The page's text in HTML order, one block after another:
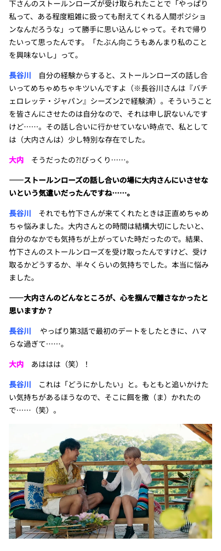
下さんのストールンローズが受け取られたことで「やっぱり
私って、ある程度粗雑に扱っても耐えてくれる人間ポジショ
ンなんだろうな」って勝手に思い込んじゃって。それで帰り
たいって思ったんです。「たぶん向こうもあんまり私のこと
を興味ないし」って。
長谷川 自分の経験からすると、ストールンローズの話し合
いってめちゃめちゃキツいんですよ（※長谷川さんは『バチ
ェロレッテ・ジャパン』シーズン2で経験済）。そういうこと
を皆さんにさせたのは自分なので、それは申し訳ないんです
けど……。その話し合いに行かせていない時点で、私として
は（大内さんは）少し特別な存在でした。
大内そうだったの?!びっくり……。
――ストールンローズの話し合いの場に大内さんにいさせな
いという気遣いだったんですね……。
長谷川 それでも竹下さんが来てくれたときは正直めちゃめ
ちゃ悩みました。大内さんとの時間は結構大切にしたいと、
自分のなかでも気持ちが上がっていた時だったので。結果、
竹下さんのストールンローズを受け取ったんですけど、受け
取るかどうするか、半々くらいの気持ちでした。本当に悩み
ました。
――大内さんのどんなところが、心を掴んで離さなかったと
思いますか？
長谷川 やっぱり第3話で最初のデートをしたときに、ハマ
らな過ぎて……。
大内
あははは（笑）！
長谷川 これは「どうにかしたい」と。もともと追いかけた
い気持ちがあるほうなので、そこに餌を撒（ま）かれたの
で……（笑）。